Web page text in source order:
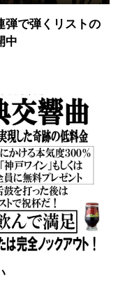
弾で弾くリストの
中